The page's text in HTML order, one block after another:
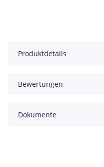
Produktdetails
Bewertungen
Dokumente